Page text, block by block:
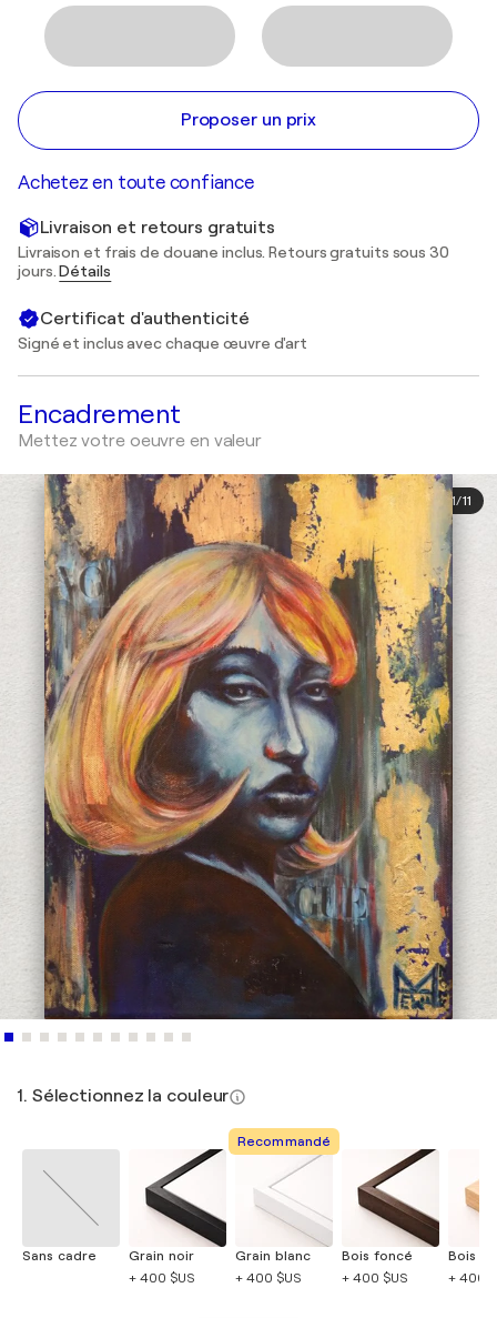
Proposer un prix
Achetez en toute confiance
Livraison et retours gratuits
Livraison et frais de douane inclus. Retours gratuits sous 30
jours.Détails
Certificat d'authenticité
Signé et inclus avec chaque œuvre d'art
Encadrement
Mettez votre oeuvre en valeur
1/11
1. Sélectionnez la couleur
Sans cadre
Grain noir
+ 400 $US
Recommandé
Grain blanc
+ 400 $US
Bois foncé
+ 400 $US
Bois
+ 400